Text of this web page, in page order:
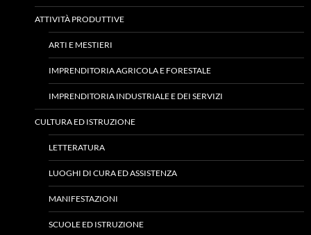
ATTIVITÀ PRODUTTIVE
ARTI E MESTIERI
IMPRENDITORIA AGRICOLA E FORESTALE
IMPRENDITORIA INDUSTRIALE E DEI SERVIZI
CULTURA ED ISTRUZIONE
LETTERATURA
LUOGHI DI CURA ED ASSISTENZA
MANIFESTAZIONI
SCUOLE ED ISTRUZIONE